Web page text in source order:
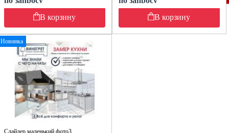
В корзину
В корзину
Новинка